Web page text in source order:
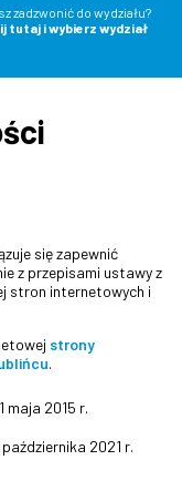
zadzwonić do wydziału?
tutaj i wybierz wydział
się zapewnić
z przepisami ustawy z
stron internetowych i
strony
.
2015 r.
2021 r.